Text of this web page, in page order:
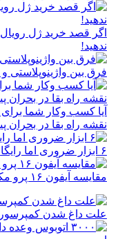
اگر قصد خرید ژل
ندهید!
فرق بین واژینوپلاستی
آیا کسب وکار شما
نقشه راه بقا در بحران
۶ ابزار ضروری اما رایگان برای ترید موفق در فارکس
مقایسه آیفون ۱۶ پرو مکس با سایر پرچمداران بازار
علت داغ شدن کمپرسور